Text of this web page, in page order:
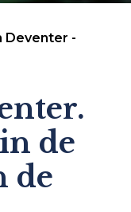
Deventer -
de
de